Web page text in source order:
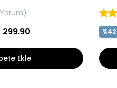
)
Ekle
%42